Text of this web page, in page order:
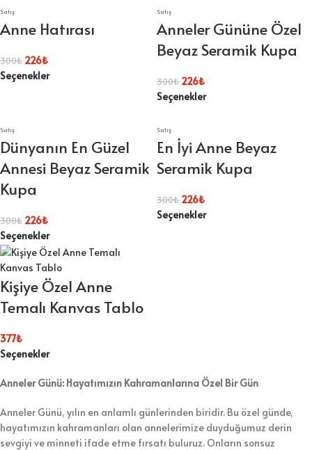
Satış
Anne Hatırası
300₺ 226₺
Seçenekler
Satış
Anneler Gününe Özel
Beyaz Seramik Kupa
300₺ 226₺
Seçenekler
Satış
Dünyanın En Güzel
Annesi Beyaz Seramik
Kupa
300₺ 226₺
Seçenekler
Satış
En İyi Anne Beyaz
Seramik Kupa
300₺ 226₺
Seçenekler
Kişiye Özel Anne
Temalı Kanvas Tablo
377₺
Seçenekler
Anneler Günü: Hayatımızın Kahramanlarına Özel Bir Gün
Anneler Günü, yılın en anlamlı günlerinden biridir. Bu özel günde,
hayatımızın kahramanları olan annelerimize duyduğumuz derin
sevgiyi ve minneti ifade etme fırsatı buluruz. Onların sonsuz